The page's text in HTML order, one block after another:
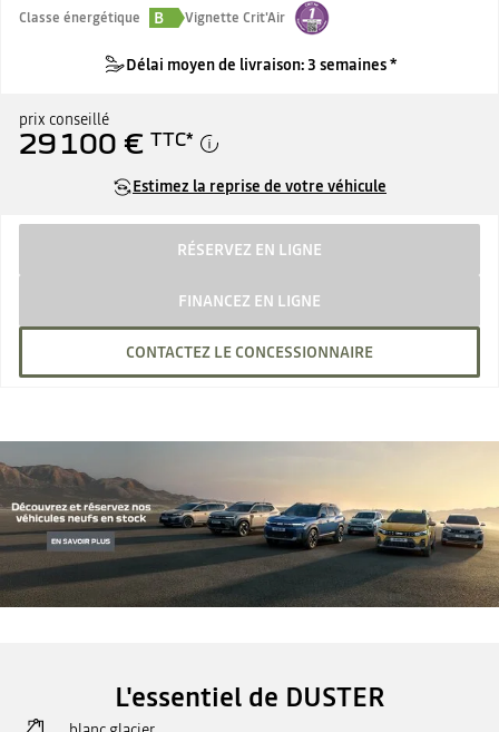
Classe énergétique
B Vignette Crit'Air
Délai moyen de livraison: 3 semaines *
prix conseillé
29 100 € TTC*
Estimez la reprise de votre véhicule
RÉSERVEZ EN LIGNE
FINANCEZ EN LIGNE
CONTACTEZ LE CONCESSIONNAIRE
L'essentiel de DUSTER